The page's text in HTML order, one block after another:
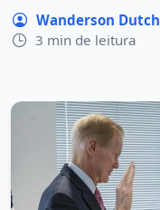
Wanderson Dutch
3 min de leitura